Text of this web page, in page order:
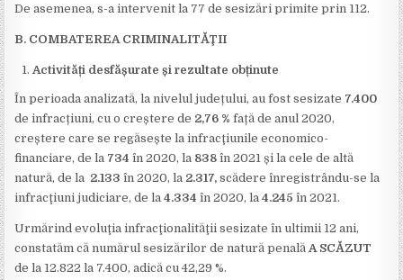
De asemenea, s-a intervenit la 77 de sesizări primite prin 112.
B. COMBATEREA CRIMINALITĂŢII
Activități desfășurate și rezultate obținute
În perioada analizată, la nivelul județului, au fost sesizate 7.400
de infracțiuni, cu o creștere de 2,76 % față de anul 2020,
creștere care se regăsește la infracţiunile economico-
financiare, de la 734 în 2020, la 838în 2021 și la cele de altă
natură, de la 2.133 în 2020, la 2.317, scădere înregistrându-se la
infracţiuni judiciare, de la4.334 în 2020, la4.245 în 2021.
Urmărind evoluţia infracţionalităţii sesizate în ultimii 12 ani,
constatăm că numărul sesizărilor de natură penală A SCĂZUT
de la 12.822 la 7.400, adică cu 42,29 %.